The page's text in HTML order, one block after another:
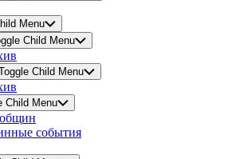
Menu
Child Menu
Child Menu
Child Menu
события